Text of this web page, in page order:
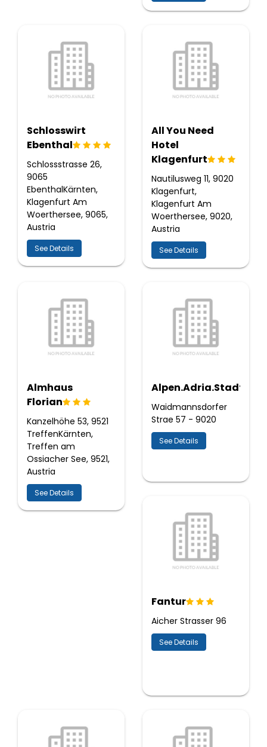
Schlosswirt
Ebenthal
Schlossstrasse 26,
9065
EbenthalKärnten,
Klagenfurt Am
Woerthersee, 9065,
Austria
See Details
All You Need
Hotel
Klagenfurt
Nautilusweg 11, 9020
Klagenfurt,
Klagenfurt Am
Woerthersee, 9020,
Austria
See Details
Almhaus
Florian
Kanzelhöhe 53, 9521
TreffenKärnten,
Treffen am
Ossiacher See, 9521,
Austria
See Details
Waidmannsdorfer
Strae 57 - 9020
See Details
Fantur
Aicher Strasser 96
See Details